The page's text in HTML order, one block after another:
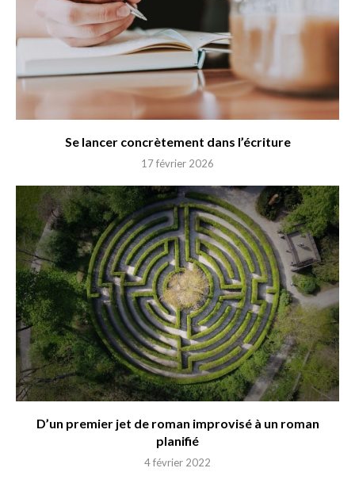
Se lancer concrètement dans l’écriture
17 février 2026
D’un premier jet de roman improvisé à un roman
planifié
4 février 2022